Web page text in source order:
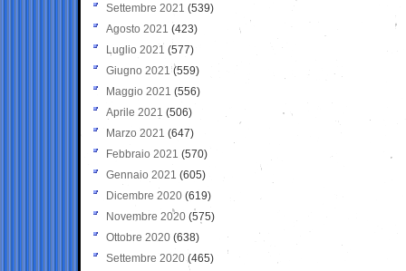
Settembre 2021 (539)
Agosto 2021 (423)
Luglio 2021 (577)
Giugno 2021(559)
Maggio 2021 (556)
Aprile 2021 (506)
Marzo 2021 (647)
Febbraio 2021 (570)
Gennaio 2021 (605)
Dicembre 2020 (619)
Novembre 2020 (575)
Ottobre 2020 (638)
Settembre 2020(465)